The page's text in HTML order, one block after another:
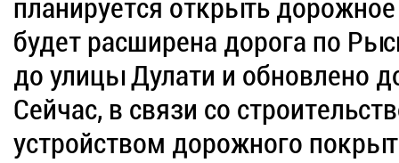
планируется открыть
будет расширена дорога по
до улицы Дулати и обновлено
Сейчас, в связи со
устройством дорожного